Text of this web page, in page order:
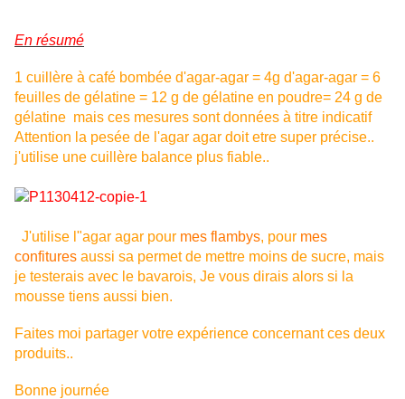
En résumé
1 cuillère à café bombée d'agar-agar = 4g d'agar-agar = 6
feuilles de gélatine = 12 g de gélatine en poudre= 24 g de
gélatine mais ces mesures sont données à titre indicatif
Attention la pesée de l'agar agar doit etre super précise..
j'utilise une cuillère balance plus fiable..
J'utilise l"agar agar pour mes flambys, pour mes
confitures aussi sa permet de mettre moins de sucre, mais
je testerais avec le bavarois, Je vous dirais alors si la
mousse tiens aussi bien.
Faites moi partager votre expérience concernant ces deux
produits..
Bonne journée